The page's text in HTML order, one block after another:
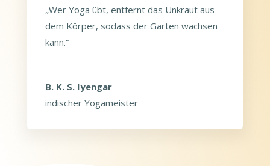
„Wer Yoga übt, entfernt das Unkraut aus
dem Körper, sodass der Garten wachsen
kann.“
B. K. S. Iyengar
indischer Yogameister